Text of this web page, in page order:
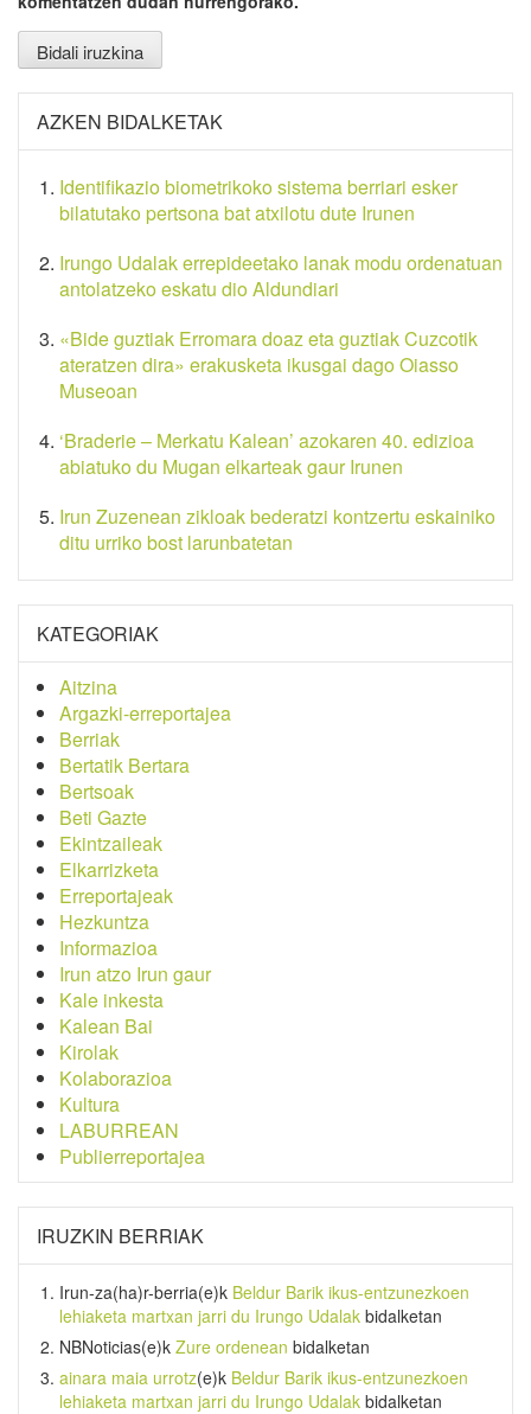
AZKEN BIDALKETAK
Identifikazio biometrikoko sistema berriari esker
bilatutako pertsona bat atxilotu dute Irunen
Irungo Udalak errepideetako lanak modu ordenatuan
antolatzeko eskatu dio Aldundiari
«Bide guztiak Erromara doaz eta guztiak Cuzcotik
ateratzen dira» erakusketa ikusgai dago Oiasso
Museoan
‘Braderie – Merkatu Kalean’ azokaren 40. edizioa
abiatuko du Mugan elkarteak gaur Irunen
Irun Zuzenean zikloak bederatzi kontzertu eskainiko
ditu urriko bost larunbatetan
KATEGORIAK
Aitzina
Argazki-erreportajea
Berriak
Bertatik Bertara
Bertsoak
Beti Gazte
Ekintzaileak
Elkarrizketa
Erreportajeak
Hezkuntza
Informazioa
Irun atzo Irun gaur
Kale inkesta
Kalean Bai
Kirolak
Kolaborazioa
Kultura
LABURREAN
Publierreportajea
IRUZKIN BERRIAK
Irun-za(ha)r-berria(e)k Beldur Barik ikus-entzunezkoen
lehiaketa martxan jarri du Irungo Udalak bidalketan
NBNoticias(e)k Zure ordenean bidalketan
ainara maia urrotz(e)k Beldur Barik ikus-entzunezkoen
lehiaketa martxan jarri du Irungo Udalak bidalketan